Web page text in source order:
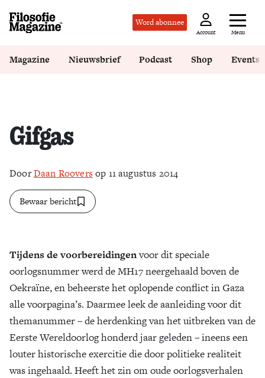
Word abonnee
Account Menu
Zoek
Magazine Nieuwsbrief Podcast Shop Events
Gifgas
DoorDaan Roovers op 11 augustus 2014
Bewaar bericht
Tijdens de voorbereidingenvoor dit speciale
oorlogsnummer werd de MH17 neergehaald boven de
Oekraïne, en beheerste het oplopende conflict in Gaza
alle voorpagina’s. Daarmee leek de aanleiding voor dit
themanummer – de herdenking van het uitbreken van de
Eerste Wereldoorlog honderd jaar geleden – ineens een
louter historische exercitie die door politieke realiteit
was ingehaald. Heeft het zin om oude oorlogsverhalen